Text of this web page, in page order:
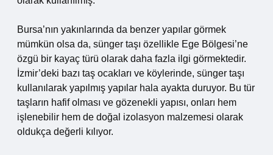
Bursa’nın yakınlarında da benzer yapılar görmek
mümkün olsa da, sünger taşı özellikle Ege Bölgesi’ne
özgü bir kayaç türü olarak daha fazla ilgi görmektedir.
İzmir’deki bazı taş ocakları ve köylerinde, sünger taşı
kullanılarak yapılmış yapılar hala ayakta duruyor. Bu tür
taşların hafif olması ve gözenekli yapısı, onları hem
işlenebilir hem de doğal izolasyon malzemesi olarak
oldukça değerli kılıyor.